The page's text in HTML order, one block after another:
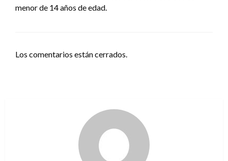
menor de 14 años de edad.
Los comentarios están cerrados.